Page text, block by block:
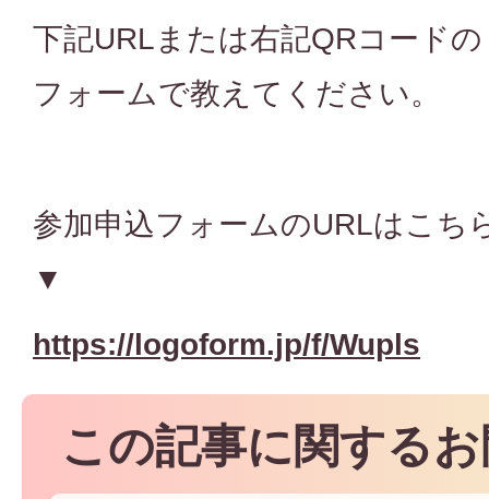
下記URLまたは右記QRコードの
フォームで教えてください。
参加申込フォームのURLはこち
▼
https://logoform.jp/f/Wupls
この記事に関する